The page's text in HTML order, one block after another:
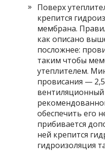
Поверх
крепится
мембрана.
как описано
посложнее:
таким чтобы
утеплителем.
провисания —
обеспечить его
прибивается
ней крепится
гидроизоляция